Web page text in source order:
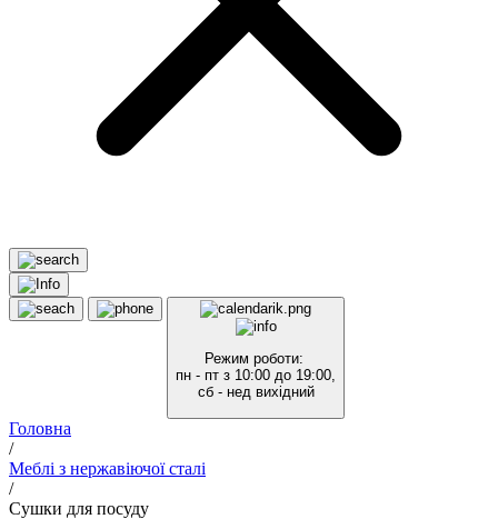
Режим роботи:
пн - пт з 10:00 до 19:00,
сб - нед вихідний
Головна
/
Меблі з нержавіючої сталі
/
Сушки для посуду